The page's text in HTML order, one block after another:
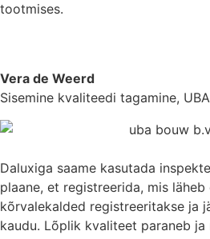
tootmises.
Vera de Weerd
Sisemine kvaliteedi tagamine,
Daluxiga saame kasutada
plaane, et registreerida, mis
kõrvalekalded registreeritakse ja
kaudu. Lõplik kvaliteet paraneb ja